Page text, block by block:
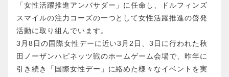
「女性活躍推進アンバサダー」に任命し、ドルフィンズ
スマイルの注力コーズの一つとして女性活躍推進の啓発
活動に取り組んでいます。
3月8日の国際女性デーに近い3月2日、3日に行われた秋
田ノーザンハピネッツ戦のホームゲーム会場で、昨年に
引き続き「国際女性デー」に絡めた様々なイベントを実